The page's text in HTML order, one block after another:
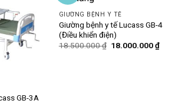
GB-3A
GIƯỜNG BỆNH Y TẾ
Giường bệnh y tế Lucass GB-4
(Điều khiển điện)
18.500.000₫ Giá
18.000.000₫Giá
hiện